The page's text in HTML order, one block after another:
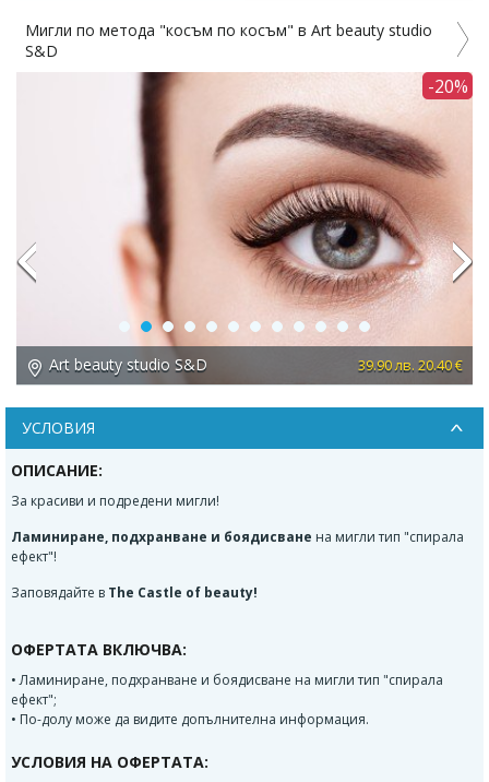
Мигли по метода "косъм по косъм" в Art beauty studio
S&D
-20%
Art beauty studio S&D 39.90 лв. 20.40 €
Previous Next
УСЛОВИЯ
ОПИСАНИЕ:
За красиви и подредени мигли!
Ламиниране, подхранване и боядисване на мигли тип "спирала
ефект"!
Заповядайте в The Castle of beauty!
ОФЕРТАТА ВКЛЮЧВА:
• Ламиниране, подхранване и боядисване на мигли тип "спирала
ефект";
• По-долу може да видите допълнителна информация.
УСЛОВИЯ НА ОФЕРТАТА: